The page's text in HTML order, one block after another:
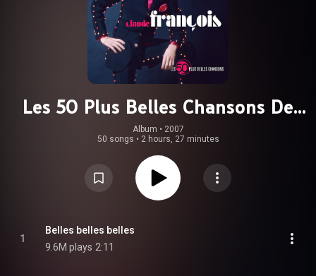
Les 50 Plus Belles Chansons De
Claude Francois
Album • 2007
50 songs • 2 hours, 27 minutes
1
Belles belles belles
9.6M plays 2:11